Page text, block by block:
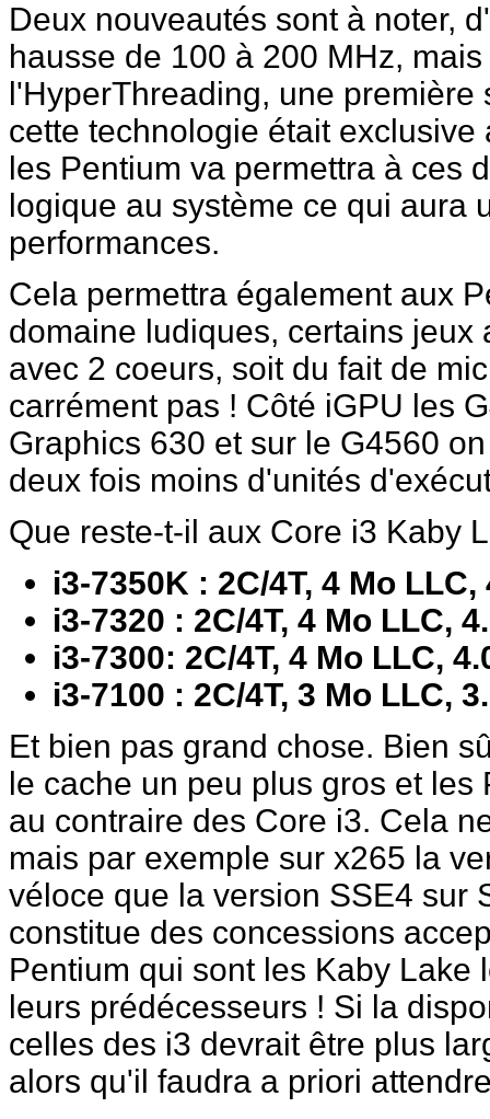
Deux nouveautés sont à noter,
hausse de 100 à 200 MHz,
l'HyperThreading, une
cette technologie était
les Pentium va permettra à ces
logique au système ce qui aura
performances.
Cela permettra également aux
domaine ludiques, certains
avec 2 coeurs, soit du fait de
carrément pas ! Côté iGPU les
Graphics 630 et sur le G4560
deux fois moins d'unités
Que reste-t-il aux Core i3 Kaby
i3-7350K : 2C/4T, 4 Mo LLC,
i3-7320 : 2C/4T, 4 Mo LLC,
i3-7300: 2C/4T, 4 Mo LLC,
i3-7100 : 2C/4T, 3 Mo LLC,
Et bien pas grand chose. Bien
le cache un peu plus gros et les
au contraire des Core i3. Cela
mais par exemple sur x265 la
véloce que la version SSE4 sur
constitue des concessions
Pentium qui sont les Kaby
leurs prédécesseurs ! Si la
celles des i3 devrait être plus
alors qu'il faudra a priori